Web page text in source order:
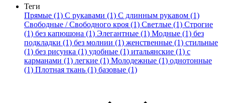
Теги
Прямые (1) С рукавами (1) С длинным рукавом (1)
Свободные / Свободного кроя (1) Светлые (1) Строгие
(1) без капюшона (1) Элегантные (1) Модные (1) без
подкладки (1) без молнии (1) женственные (1) стильные
(1) без рисунка (1) удобные (1) итальянские (1) с
карманами (1) легкие (1) Молодежные (1) однотонные
(1) Плотная ткань (1) базовые (1)